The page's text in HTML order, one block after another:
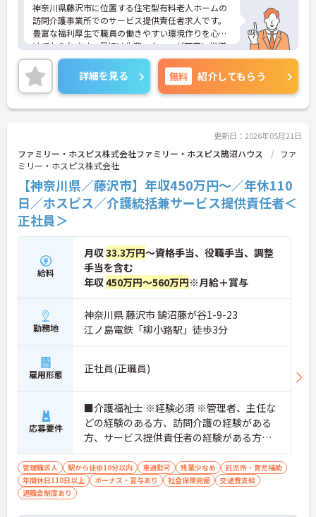
神奈川県藤沢市に位置する住宅型有料老人ホームの
訪問介護事業所でのサービス提供責任者求人です。
豊富な福利厚生で職員の働きやすい環境作りを心が
けておられます。最初は先輩スタッフが丁寧に指導
してくださいますのでご安心ください。車通勤可能
で、無料の駐車場も完備されているので通勤ラクラ
クです。ご興味のある方には、面接対策ポイントな
ど、さらに詳細をお話しいたしますのでお気軽にご
相談ください！
詳細を見る 無料 紹介してもらう
更新日：2026年05月21日
ファミリー・ホスピス株式会社ファミリー・ホスピス鵠沼ハウス
ファ
ミリー・ホスピス株式会社
【神奈川県／藤沢市】年収450万円～／年休110
日／ホスピス／介護統括兼サービス提供責任者＜
正社員＞
給料
月収33.3万円～資格手当、役職手当、調整
手当を含む
年収450万円～560万円※月給＋賞与
勤務地
神奈川県 藤沢市 鵠沼藤が谷1-9-23
江ノ島電鉄「柳小路駅」徒歩3分
雇用形態 正社員(正職員)
応募要件
■介護福祉士 ※経験必須 ※管理者、主任な
どの経験のある方、訪問介護の経験がある
方、サービス提供責任者の経験がある方歓
迎
管理職求人 駅から徒歩10分以内 車通勤可 残業少なめ
託児所・育児補助
年間休日110日以上
ボーナス・賞与あり 社会保険完備
交通費支給
退職金制度あり